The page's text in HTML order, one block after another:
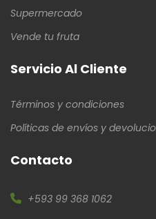
Supermercado
Vende tu fruta
Servicio Al Cliente
Términos y condiciones
Políticas de envíos y
Contacto
+593 99 368 1062